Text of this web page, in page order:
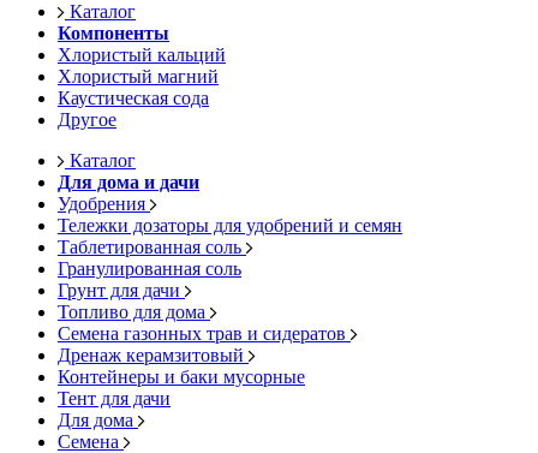
Каталог
Компоненты
Хлористый кальций
Хлористый магний
Каустическая сода
Другое
Каталог
Для дома и дачи
Удобрения
Тележки дозаторы для удобрений и семян
Таблетированная соль
Гранулированная соль
Грунт для дачи
Топливо для дома
Семена газонных трав и сидератов
Дренаж керамзитовый
Контейнеры и баки мусорные
Тент для дачи
Для дома
Семена